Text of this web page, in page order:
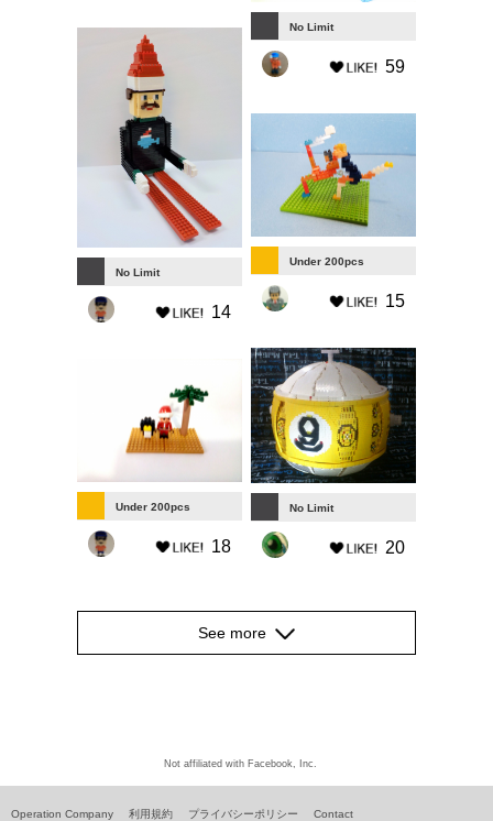
No Limit
59
No Limit
14
Under 200pcs
15
No Limit
20
Under 200pcs
18
See more
Not affiliated with Facebook, Inc.
Operation Company 利用規約 プライバシーポリシー Contact